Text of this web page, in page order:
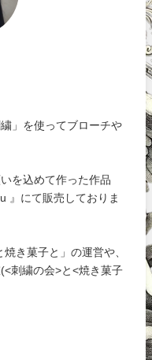
」を使ってブローチや
を込めて作った作品
』にて販売しておりま
き菓子と」の運営や、
刺繍の会>と<焼き菓子